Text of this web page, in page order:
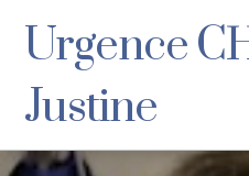
Urgence
Justine